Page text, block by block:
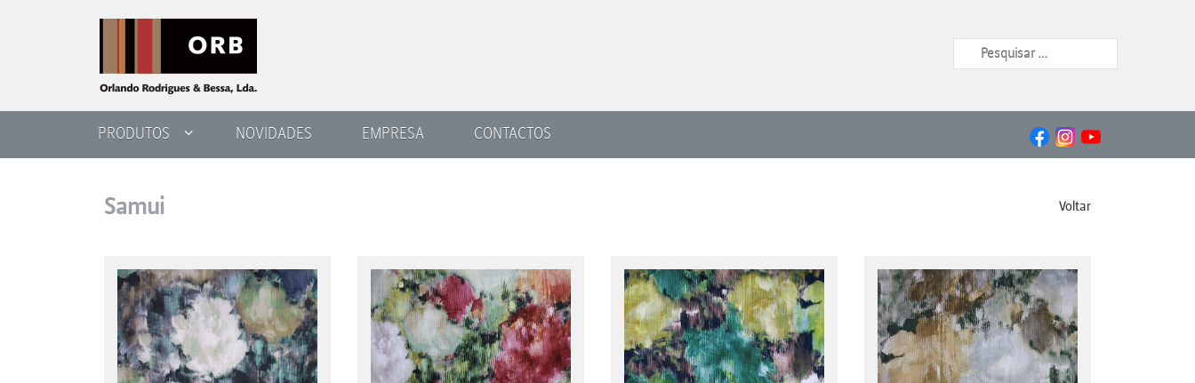
PRODUTOS NOVIDADES EMPRESA CONTACTOS
Samui Voltar